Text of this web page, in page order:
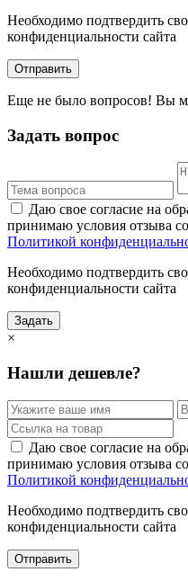
Необходимо подтвердить
конфиденциальности сайта
Отправить
Еще не было вопросов! Вы
Задать вопрос
Даю свое согласие на
принимаю условия отзыва
Политикой
Необходимо подтвердить
конфиденциальности сайта
Задать
×
Нашли дешевле?
Даю свое согласие на
принимаю условия отзыва
Политикой
Необходимо подтвердить
конфиденциальности сайта
Отправить